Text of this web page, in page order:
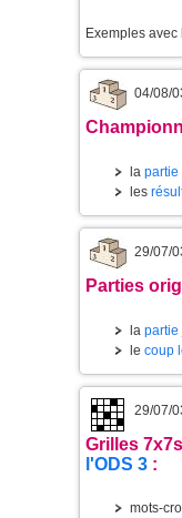
Exemples
04/08/
la partie
les
29/07/
Parties
la partie
le coup
29/07/
Grilles 7x7
l'ODS 3 :
mots-